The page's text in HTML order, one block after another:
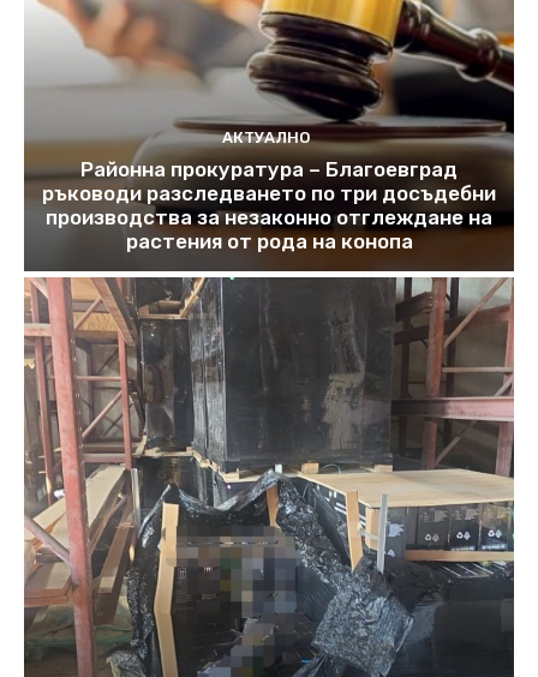
АКТУАЛНО
Районна прокуратура – Благоевград
ръководи разследването по три досъдебни
производства за незаконно отглеждане на
растения от рода на конопа